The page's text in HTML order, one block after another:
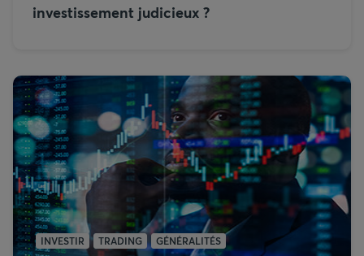
investissement judicieux ?
INVESTIR TRADING GÉNÉRALITÉS